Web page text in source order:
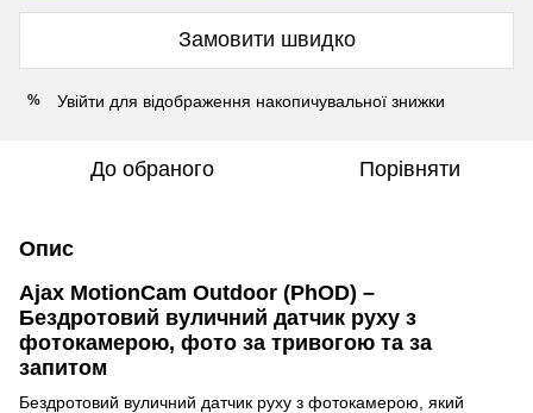
Замовити швидко
% Увійти для відображення накопичувальної знижки
До обраного Порівняти
Опис
Ajax MotionCam Outdoor (PhOD) –
Бездротовий вуличний датчик руху з
фотокамерою, фото за тривогою та за
запитом
Бездротовий вуличний датчик руху з фотокамерою, який